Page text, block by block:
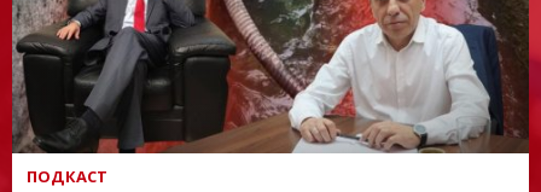
ПОДКАСТ